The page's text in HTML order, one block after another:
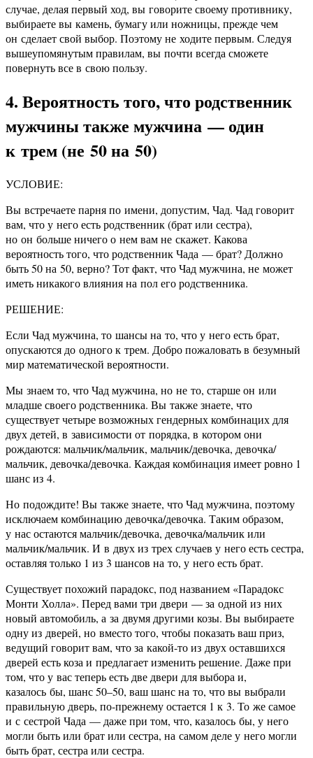
случае, делая первый ход, вы говорите своему противнику,
выбираете вы камень, бумагу или ножницы, прежде чем
он сделает свой выбор. Поэтому не ходите первым. Следуя
вышеупомянутым правилам, вы почти всегда сможете
повернуть все в свою пользу.
4. Вероятность того, что родственник
мужчины также мужчина — один
к трем (не 50 на 50)
УСЛОВИЕ:
Вы встречаете парня по имени, допустим, Чад. Чад говорит
вам, что у него есть родственник (брат или сестра),
но он больше ничего о нем вам не скажет. Какова
вероятность того, что родственник Чада — брат? Должно
быть 50 на 50, верно? Тот факт, что Чад мужчина, не может
иметь никакого влияния на пол его родственника.
РЕШЕНИЕ:
Если Чад мужчина, то шансы на то, что у него есть брат,
опускаются до одного к трем. Добро пожаловать в безумный
мир математической вероятности.
Мы знаем то, что Чад мужчина, но не то, старше он или
младше своего родственника. Вы также знаете, что
существует четыре возможных гендерных комбинацих для
двух детей, в зависимости от порядка, в котором они
рождаются: мальчик/мальчик, мальчик/девочка, девочка/
мальчик, девочка/девочка. Каждая комбинация имеет ровно 1
шанс из 4.
Но подождите! Вы также знаете, что Чад мужчина, поэтому
исключаем комбинацию девочка/девочка. Таким образом,
у нас остаются мальчик/девочка, девочка/мальчик или
мальчик/мальчик. И в двух из трех случаев у него есть сестра,
оставляя только 1 из 3 шансов на то, у него есть брат.
Существует похожий парадокс, под названием «Парадокс
Монти Холла». Перед вами три двери — за одной из них
новый автомобиль, а за двумя другими козы. Вы выбираете
одну из дверей, но вместо того, чтобы показать ваш приз,
ведущий говорит вам, что за какой-то из двух оставшихся
дверей есть коза и предлагает изменить решение. Даже при
том, что у вас теперь есть две двери для выбора и,
казалось бы, шанс 50–50, ваш шанс на то, что вы выбрали
правильную дверь, по-прежнему остается 1 к 3. То же самое
и с сестрой Чада — даже при том, что, казалось бы, у него
могли быть или брат или сестра, на самом деле у него могли
быть брат, сестра или сестра.